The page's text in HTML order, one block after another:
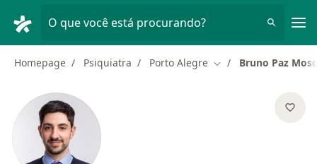
O que você está procurando?
Homepage Psiquiatra Porto Alegre Mudar de cidade
Bruno Paz